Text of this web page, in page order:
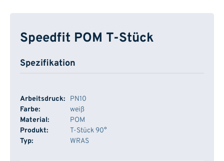
Speedfit POM T-Stück
Spezifikation
Arbeitsdruck:
PN10
Farbe:
weiß
Material:
POM
Produkt:
T-Stück 90°
Typ:
WRAS